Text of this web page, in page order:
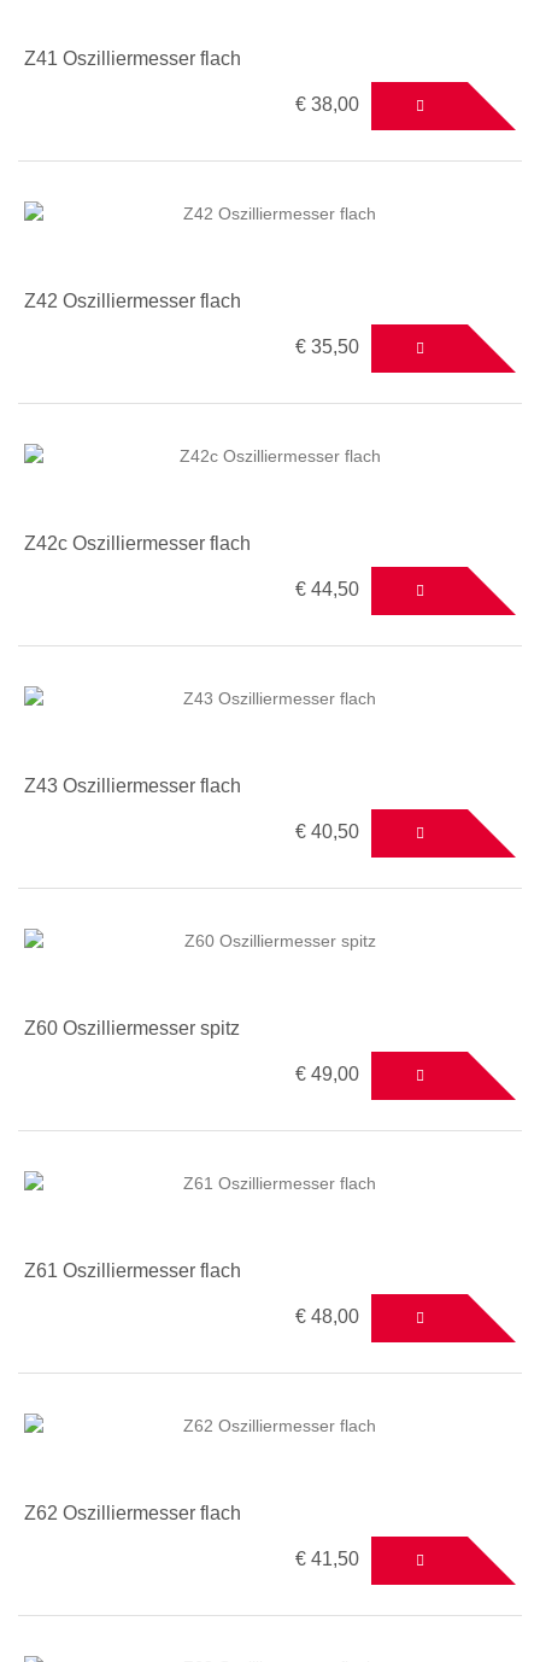
Z41 Oszilliermesser flach
€ 38,00
Z42 Oszilliermesser flach
€ 35,50
Z42c Oszilliermesser flach
€ 44,50
Z43 Oszilliermesser flach
€ 40,50
Z60 Oszilliermesser spitz
€ 49,00
Z61 Oszilliermesser flach
€ 48,00
Z62 Oszilliermesser flach
€ 41,50